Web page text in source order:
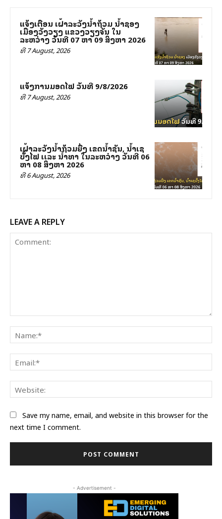
ແຈ້ງເຕືອນ ເຝົ້າລະວັງນ້ຳຖ້ວມ ນ້ຳຊອງ
ເມືອງວັງວຽງ ແຂວງວຽງຈັນ ໃນ
ລະຫວ່າງ ວັນທີ 07 ຫາ 09 ສິງຫາ 2026
ທີ 7 August, 2026
ແຈ້ງການມອດໄຟ ວັນທີ 9/8/2026
ທີ 7 August, 2026
ເຝົ້າລະວັງນໍ້າຖ້ວມຍື່ງ ເຂດນໍ້າຊັນ, ນໍ້າເຊ
ບັັ້ງໄຟ ເເລະ ນໍ້າທາ ໃນລະຫວ່າງ ວັນທີ 06
ຫາ 08 ສິງຫາ 2026
ທີ 6 August, 2026
LEAVE A REPLY
Save my name, email, and website in this browser for the
next time I comment.
- Advertisement -